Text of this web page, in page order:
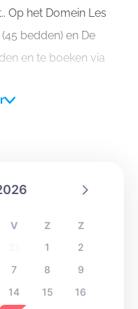
Op het Domein Les
bedden) en De
en te boeken via
in het gebouw.
V Z
Z
1
2
7 8
9
14 15
16